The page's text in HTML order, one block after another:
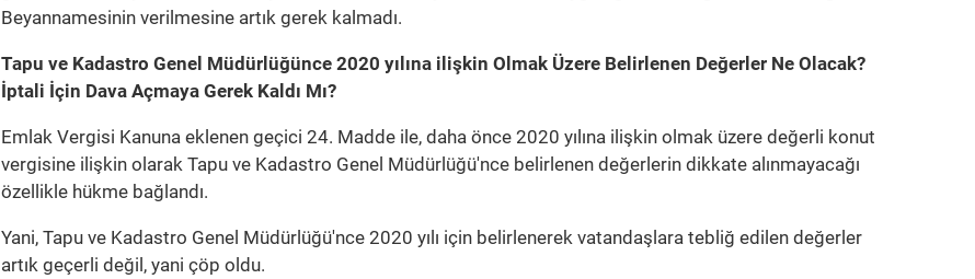
Beyannamesinin verilmesine artık gerek kalmadı.
Tapu ve Kadastro Genel Müdürlüğünce 2020 yılına ilişkin Olmak Üzere Belirlenen Değerler Ne Olacak?
İptali İçin Dava Açmaya Gerek Kaldı Mı?
Emlak Vergisi Kanuna eklenen geçici 24. Madde ile, daha önce 2020 yılına ilişkin olmak üzere değerli konut
vergisine ilişkin olarak Tapu ve Kadastro Genel Müdürlüğü'nce belirlenen değerlerin dikkate alınmayacağı
özellikle hükme bağlandı.
Yani, Tapu ve Kadastro Genel Müdürlüğü'nce 2020 yılı için belirlenerek vatandaşlara tebliğ edilen değerler
artık geçerli değil, yani çöp oldu.